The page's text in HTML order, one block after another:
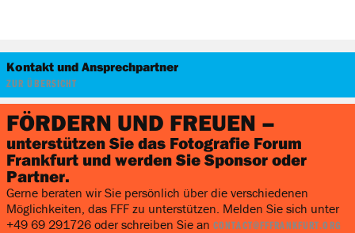
Kontakt und Ansprechpartner
ZUR ÜBERSICHT
FÖRDERN UND FREUEN –
unterstützen Sie das Fotografie Forum
Frankfurt und werden Sie Sponsor oder
Partner.
Gerne beraten wir Sie persönlich über die verschiedenen
Möglichkeiten, das FFF zu unterstützen. Melden Sie sich unter
+49 69 291726 oder schreiben Sie an CONTACT@FFFRANKFURT.ORG